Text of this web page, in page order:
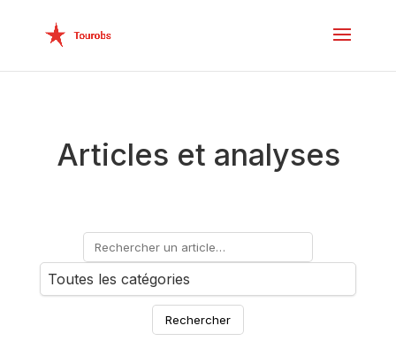
Articles et analyses
Rechercher